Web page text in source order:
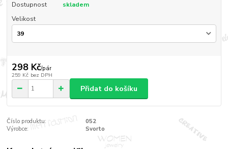
Dostupnost
skladem
Velikost
298 Kč/pár
259 Kč bez DPH
Přidat do košíku
Číslo produktu:
052
Výrobce:
Svorto